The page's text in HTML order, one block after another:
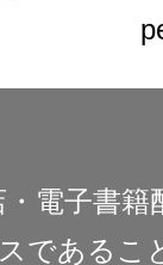
電子書
であるこ